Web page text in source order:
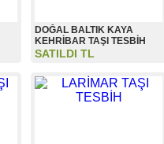
DOĞAL BALTIK KAYA
KEHRİBAR TAŞI TESBİH
SATILDI TL